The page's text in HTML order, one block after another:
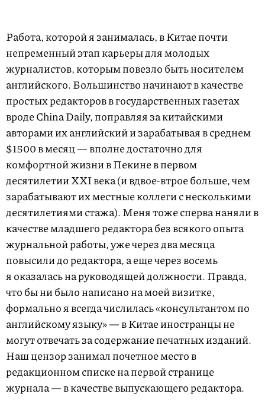
Работа, которой я занималась, в Китае почти
непременный этап карьеры для молодых
журналистов, которым повезло быть носителем
английского. Большинство начинают в качестве
простых редакторов в государ­ственных газетах
вроде China Daily, поправляя за китайскими
авторами их английский и зарабатывая в среднем
$1500 в месяц — вполне достаточно для
комфортной жизни в Пекине в первом
десятилетии XXI века (и вдвое-втрое больше, чем
зарабатывают их местные коллеги с несколькими
десятилетиями стажа). Меня тоже сперва наняли в
качестве младшего редактора без всякого опыта
журнальной работы, уже через два месяца
повысили до редактора, а еще через восемь
я оказалась на руководящей должности. Правда,
что бы ни было написано на моей визитке,
формально я всегда числилась «консультантом по
английскому языку» — в Китае иностранцы не
могут отвечать за содержание печатных изданий.
Наш цензор занимал почетное место в
редакционном списке на первой странице
журнала — в качест­ве выпускающего редактора.